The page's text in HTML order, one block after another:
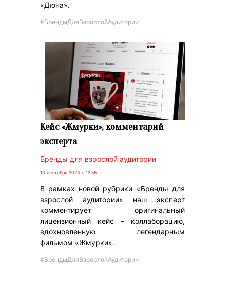
«Дюна».
#БрендыДляВзрослойАудитории
Кейс «Жмурки», комментарий
эксперта
Бренды для взрослой аудитории
13 сентября 2023 г. 12:55
В рамках новой рубрики «Бренды для
взрослой аудитории» наш эксперт
комментирует оригинальный
лицензионный кейс – коллаборацию,
вдохновленную легендарным
фильмом «Жмурки».
#БрендыДляВзрослойАудитории